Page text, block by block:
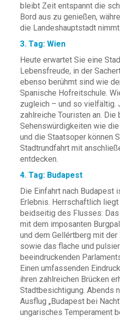
bleibt Zeit entspannt die
Bord aus zu genießen,
die Landeshauptstadt nimmt.
3. Tag: Wien
Heute erwartet Sie eine
Lebensfreude, in der
ebenso berühmt sind wie
Spanische Hofreitschule.
zugleich – und so vielfältig.
zahlreiche Touristen an. Die
Sehenswürdigkeiten wie
und die Staatsoper können
Stadtrundfahrt mit
entdecken.
4. Tag: Budapest
Die Einfahrt nach Budapest
Erlebnis. Herrschaftlich liegt
beidseitig des Flusses:
mit dem imposanten
und dem Gellértberg mit
sowie das flache und
beeindruckenden
Einen umfassenden
ihren zahlreichen Brücken
Stadtbesichtigung. Abends
Ausflug „Budapest bei
ungarisches Temperament